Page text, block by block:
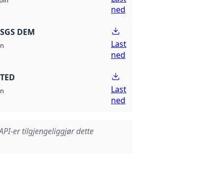
ned
DEM
Last
ned
Last
ned
er tilgjengeliggjør dette